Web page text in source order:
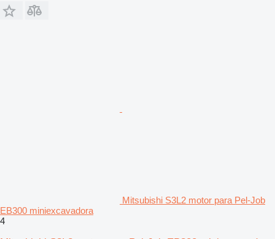
Mitsubishi S3L2 motor para Pel-Job
EB300 miniexcavadora
4